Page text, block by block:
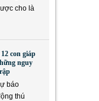
cho là
con giáp
nguy
báo
thú